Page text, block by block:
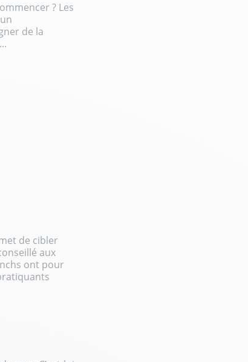
? Les
de la
de cibler
aux
ont pour